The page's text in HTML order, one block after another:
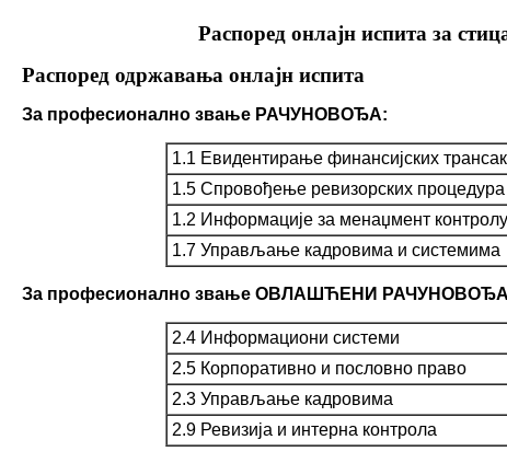
Распоред онлајн испита за
Распоред одржавања онлајн испита
За професионално звање РАЧУНОВОЂА:
1.1 Евидентирање финансијских
1.5 Спровођење ревизорских процедура
1.2 Информације за менаџмент контролу
1.7 Управљање кадровима и системима
За професионално звање ОВЛАШЋЕНИ
2.4 Информациони системи
2.5 Корпоративно и пословно право
2.3 Управљање кадровима
2.9 Ревизија и интерна контрола